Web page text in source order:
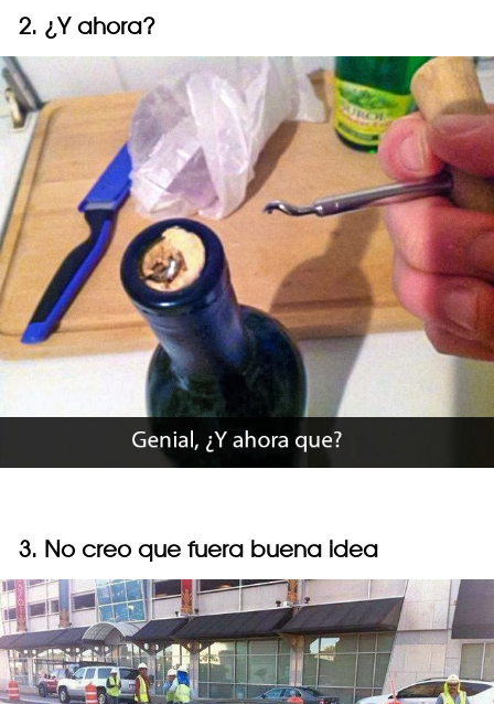
2. ¿Y ahora?
3. No creo que fuera buena idea